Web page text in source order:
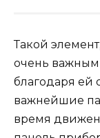
Такой
очень
благодаря ей
важнейшие
время